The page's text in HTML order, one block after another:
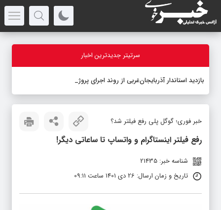
سرتیتر جدیدترین اخبار
بازدید استاندار آذربایجان‌غربی از روند اجرای پروژه سا
خبر فوری؛ گوگل پلی رفع فیلتر شد؟
رفع فیلتر اینستاگرام و واتساپ تا ساعاتی دیگر!
شناسه خبر: 21435
تاریخ و زمان ارسال: 26 دی 1401 ساعت 09:11